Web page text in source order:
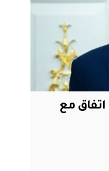
اتفاق مع